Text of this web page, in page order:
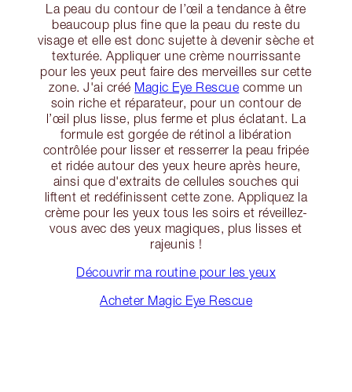
La peau du contour de l’œil a tendance à être
beaucoup plus fine que la peau du reste du
visage et elle est donc sujette à devenir sèche et
texturée. Appliquer une crème nourrissante
pour les yeux peut faire des merveilles sur cette
zone. J'ai créé Magic Eye Rescue comme un
soin riche et réparateur, pour un contour de
l’œil plus lisse, plus ferme et plus éclatant. La
formule est gorgée de rétinol a libération
contrôlée pour lisser et resserrer la peau fripée
et ridée autour des yeux heure après heure,
ainsi que d'extraits de cellules souches qui
liftent et redéfinissent cette zone. Appliquez la
crème pour les yeux tous les soirs et réveillez-
vous avec des yeux magiques, plus lisses et
rajeunis !
Découvrir ma routine pour les yeux
Acheter Magic Eye Rescue